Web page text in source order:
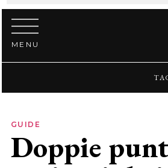
Vai al contenuto
MENU
GUIDE
Doppie